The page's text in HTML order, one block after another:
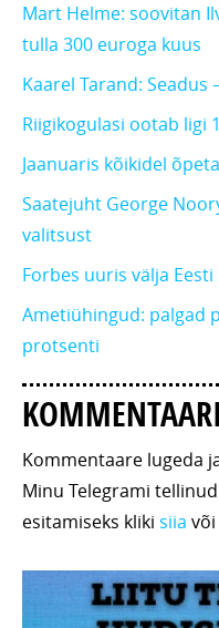
Mart Helme: soovitan
tulla 300 euroga kuus
Kaarel Tarand: Seadus
Riigikogulasi ootab ligi
Jaanuaris kõikidel
Saatejuht George
valitsust
Forbes uuris välja
Ametiühingud: palgad
protsenti
Kommentaare lugeda
Minu Telegrami
esitamiseks kliki siia